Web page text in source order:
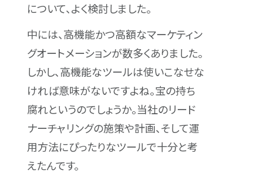
について、よく検討しました。
中には、高機能かつ高額なマーケティン
グオートメーションが数多くありました。
しかし、高機能なツールは使いこなせな
ければ意味がないですよね。宝の持ち
腐れというのでしょうか。当社のリード
ナーチャリングの施策や計画、そして運
用方法にぴったりなツールで十分と考
えたんです。